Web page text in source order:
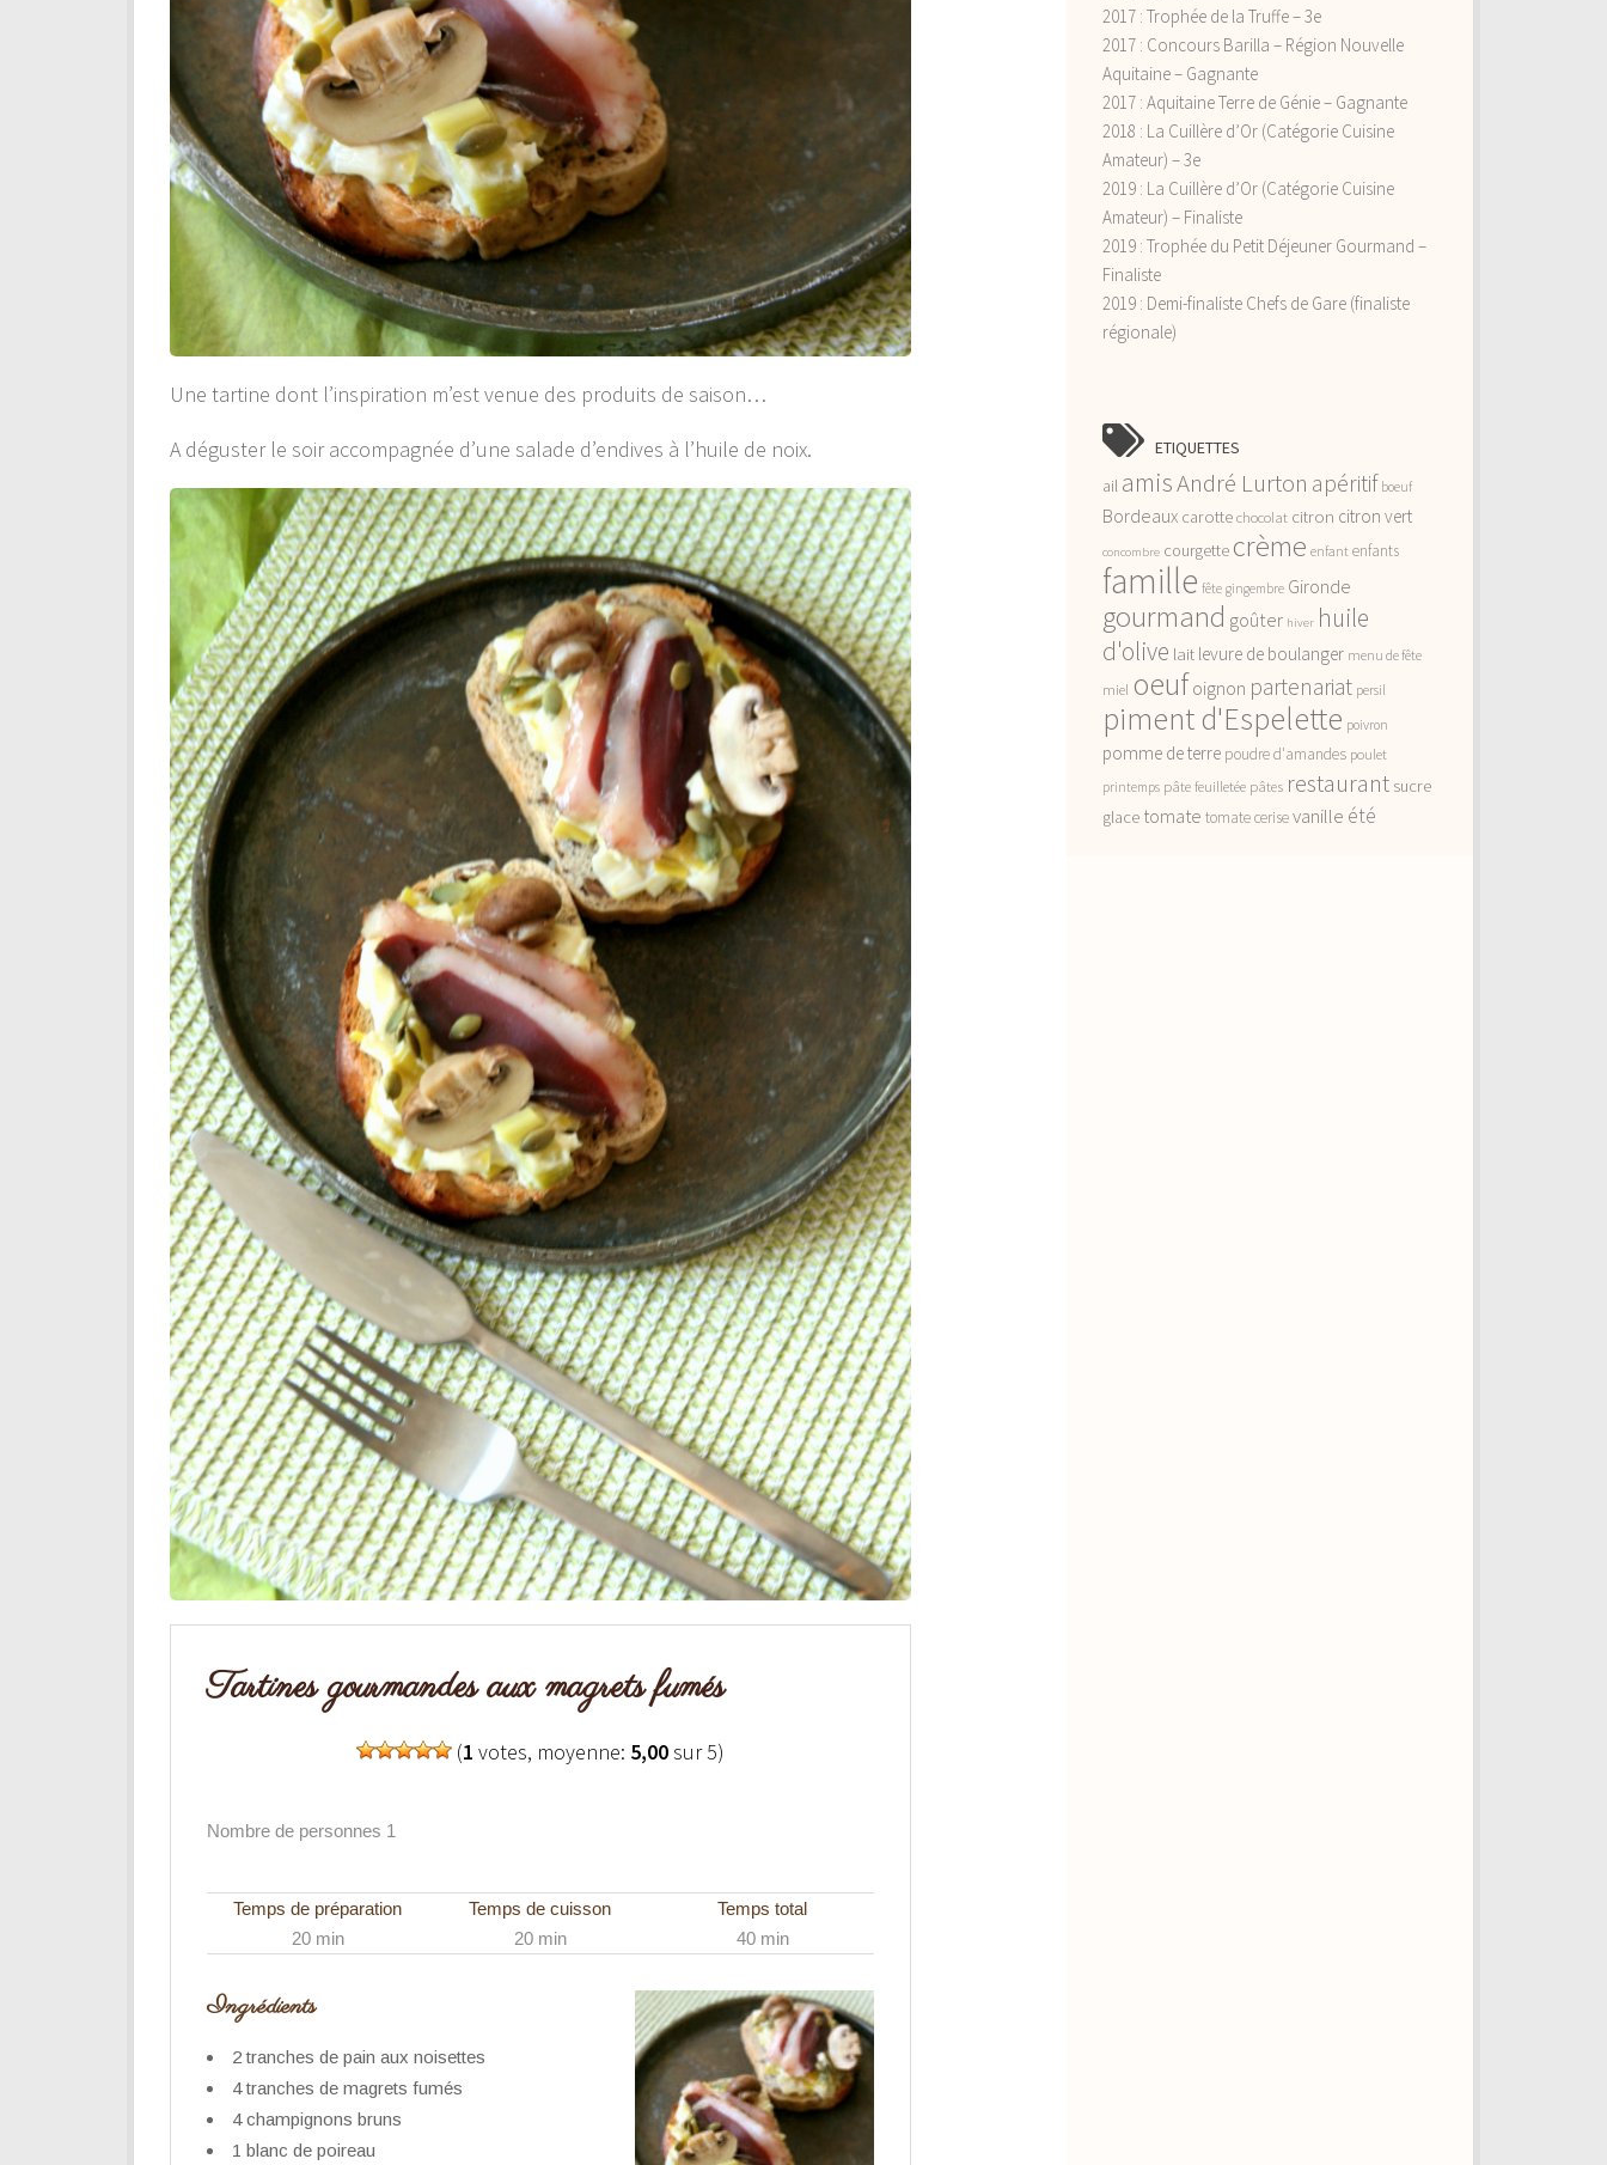
Une tartine dont l’inspiration m’est venue des produits de saison…
A déguster le soir accompagnée d’une salade d’endives à l’huile de noix.
Tartines gourmandes aux magrets fumés
(1 votes, moyenne: 5,00sur 5)
Nombre de personnes 1
Temps de préparation
20 min
Temps de cuisson
20 min
Temps total
40 min
Ingrédients
2 tranches de pain aux noisettes
4 tranches de magrets fumés
4 champignons bruns
1 blanc de poireau
2017 : Trophée de la Truffe – 3e
2017 : Concours Barilla – Région Nouvelle
Aquitaine – Gagnante
2017 : Aquitaine Terre de Génie – Gagnante
2018 : La Cuillère d’Or (Catégorie Cuisine
Amateur) – 3e
2019 : La Cuillère d’Or (Catégorie Cuisine
Amateur) – Finaliste
2019 : Trophée du Petit Déjeuner Gourmand –
Finaliste
2019 : Demi-finaliste Chefs de Gare (finaliste
régionale)
ETIQUETTES
ail amisAndré Lurton apéritif boeuf
Bordeaux carottechocolat citron citron vert
concombre courgette crème enfant enfants
famille fête gingembre Gironde
gourmand goûter hiver huile
d'olive lait levure de boulanger menu de fête
miel oeuf oignon partenariat persil
piment d'Espelette poivron
pomme de terre poudre d'amandes poulet
printemps pâte feuilletée pâtes restaurant sucre
glace tomate tomate cerisevanille été